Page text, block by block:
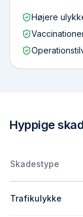
Højere
Hyppige
Skadestype
Trafikulykke